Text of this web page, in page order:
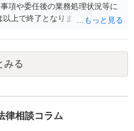
項や委任後の業務処理状況等に
上で終了となりますが、参考に
みる
律相談コラム